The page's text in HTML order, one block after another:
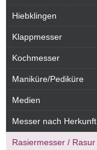
Hiebklingen
Klappmesser
Kochmesser
Maniküre/Pediküre
Medien
Messer nach Herkunft
Rasiermesser / Rasur